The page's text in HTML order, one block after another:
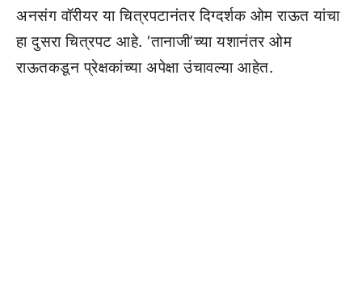
अनसंग वॉरीयर या चित्रपटानंतर दिग्दर्शक ओम राऊत यांचा
हा दुसरा चित्रपट आहे. ‘तानाजी’च्या यशानंतर ओम
राऊतकडून प्रेक्षकांच्या अपेक्षा उंचावल्या आहेत.